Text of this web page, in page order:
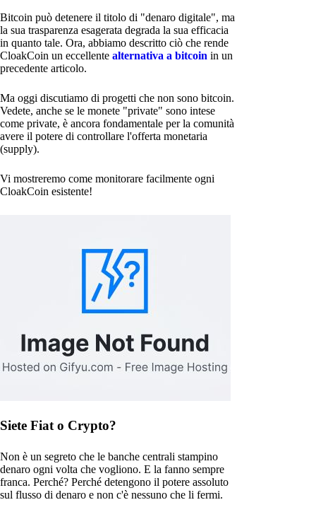
Bitcoin può detenere il titolo di "denaro digitale", ma
la sua trasparenza esagerata degrada la sua efficacia
in quanto tale. Ora, abbiamo descritto ciò che rende
CloakCoin un eccellente alternativa a bitcoin in un
precedente articolo.
Ma oggi discutiamo di progetti che non sono bitcoin.
Vedete, anche se le monete "private" sono intese
come private, è ancora fondamentale per la comunità
avere il potere di controllare l'offerta monetaria
(supply).
Vi mostreremo come monitorare facilmente ogni
CloakCoin esistente!
Siete Fiat o Crypto?
Non è un segreto che le banche centrali stampino
denaro ogni volta che vogliono. E la fanno sempre
franca. Perché? Perché detengono il potere assoluto
sul flusso di denaro e non c'è nessuno che li fermi.